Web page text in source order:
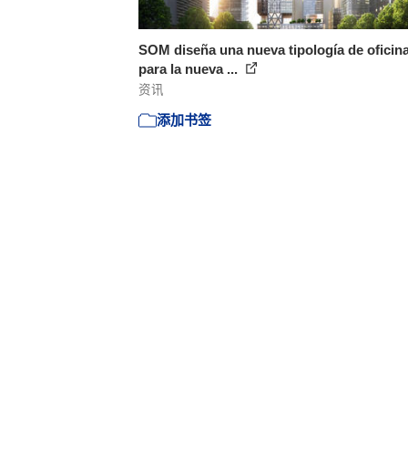
SOM diseña una nueva tipología de
para la nueva ...
资讯
添加书签